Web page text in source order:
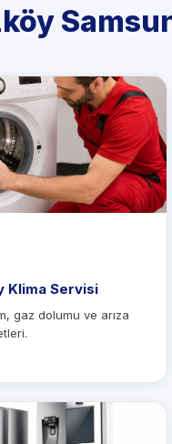
Klima Servisi
gaz dolumu ve arıza